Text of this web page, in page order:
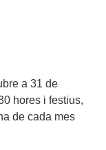
a 31 de
hores i festius,
de cada mes